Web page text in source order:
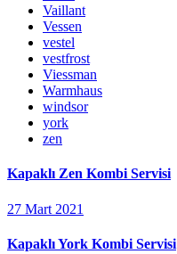
Vaillant
Vessen
vestel
vestfrost
Viessman
Warmhaus
windsor
york
zen
Kapaklı Zen Kombi Servisi
27 Mart 2021
Kapaklı York Kombi Servisi